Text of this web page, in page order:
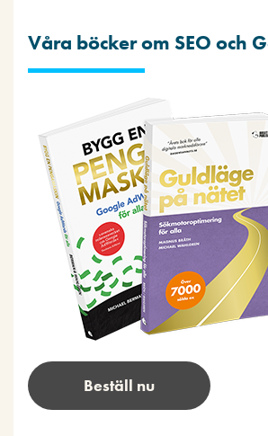
Våra böcker om SEO och
Beställ nu